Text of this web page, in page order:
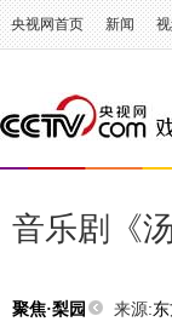
央视网首页 新闻
音乐剧《
聚焦·梨园 来源: